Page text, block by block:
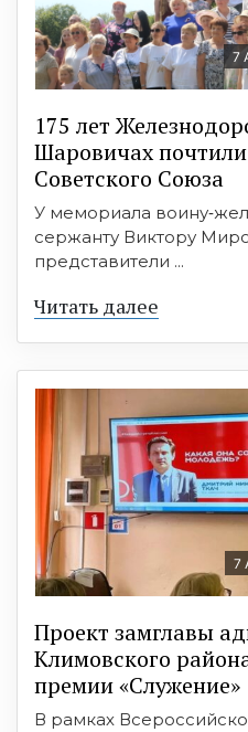
7
175 лет
Шаровичах
Советского Союза
У мемориала
сержанту Виктору
представители ...
Читать далее
7
Проект замглавы
Климовского
премии «Служение»
В рамках